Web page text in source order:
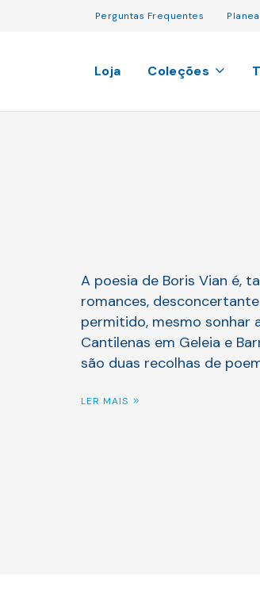
Perguntas Frequentes
Loja Coleções
A poesia de Boris Vian é,
romances,
permitido, mesmo sonhar
Cantilenas em Geleia e
são duas recolhas de
LER MAIS